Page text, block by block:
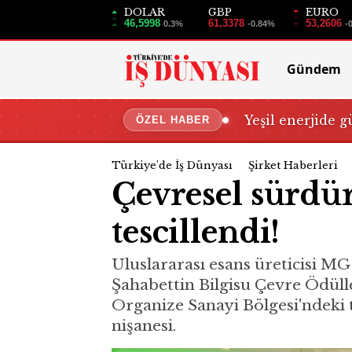
DOLAR
46,5998 0.3%
GBP
61,3378 -0.84%
EURO
53,2606 -
Gündem
ÖZEL HABER Yeşil enerjide
Türkiye'de İş Dünyası Şirket Haberleri
Çevresel
tescillendi!
Uluslararası esans üreticisi
Şahabettin Bilgisu Çevre
Organize Sanayi
nişanesi.